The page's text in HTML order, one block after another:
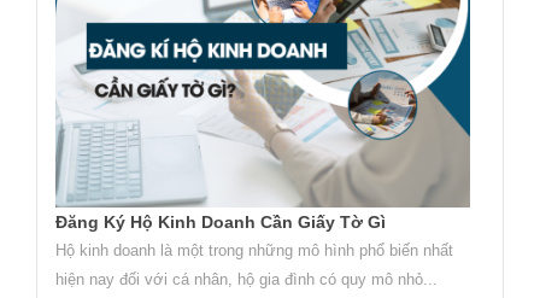
Đăng Ký Hộ Kinh Doanh Cần Giấy Tờ Gì
Hộ kinh doanh là một trong những mô hình phổ biến nhất
hiện nay đối với cá nhân, hộ gia đình có quy mô nhỏ...